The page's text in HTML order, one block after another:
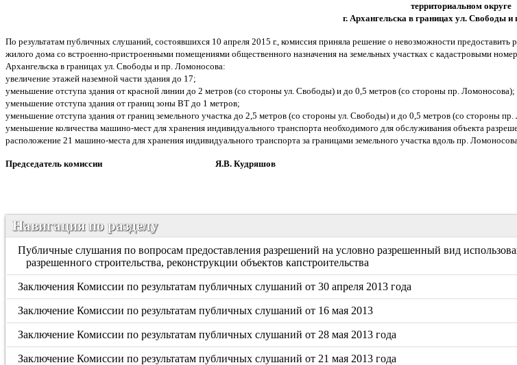
территориальном округе
г. Архангельска в границах ул. Свободы
По результатам публичных слушаний, состоявшихся 10 апреля 2015 г., комиссия приняла решение о невозможности
жилого дома со встроенно-пристроенными помещениями общественного назначения на земельных участках с кадастровыми
Архангельска в границах ул. Свободы и пр. Ломоносова:
увеличение этажей наземной части здания до 17;
уменьшение отступа здания от красной линии до 2 метров (со стороны ул. Свободы) и до 0,5 метров (со стороны пр. Ломоносова);
уменьшение отступа здания от границ зоны ВТ до 1 метров;
уменьшение отступа здания от границ земельного участка до 2,5 метров (со стороны ул. Свободы) и до 0,5 метров (со стороны
уменьшение количества машино-мест для хранения индивидуального транспорта необходимого для обслуживания объекта
расположение 21 машино-места для хранения индивидуального транспорта за границами земельного участка вдоль пр.
Председатель комиссии Я.В. Кудряшов
Навигация по разделу
Публичные слушания по вопросам предоставления разрешений на условно разрешенный вид
разрешенного строительства, реконструкции объектов капстроительства
Заключения Комиссии по результатам публичных слушаний от 30 апреля 2013 года
Заключение Комиссии по результатам публичных слушаний от 16 мая 2013
Заключение Комиссии по результатам публичных слушаний от 28 мая 2013 года
Заключение Комиссии по результатам публичных слушаний от 21 мая 2013 года